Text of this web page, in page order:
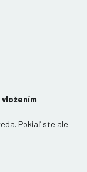
Pokiaľ ste ale